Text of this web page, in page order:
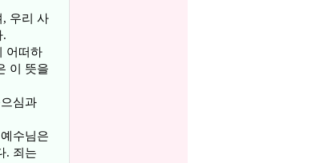
우리 사
.
어떠하
이 뜻을
심과
수님은
. 죄는